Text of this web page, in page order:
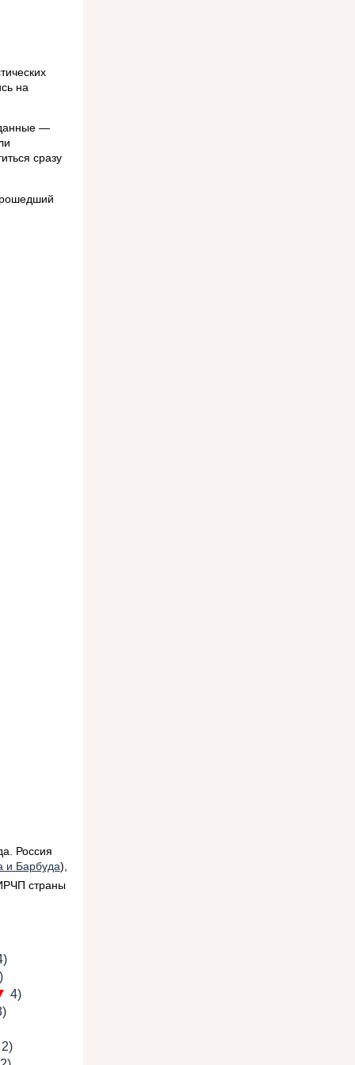
на
данные —
сразу
Россия
и Барбуда),
страны
4)